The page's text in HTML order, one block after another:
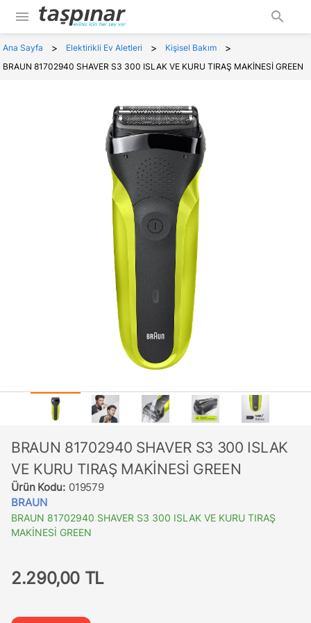
menu search
Ana Sayfa > Elektirikli Ev Aletleri > Kişisel Bakım >
BRAUN 81702940 SHAVER S3 300 ISLAK VE KURU TIRAŞ MAKİNESİ GREEN
BRAUN 81702940 SHAVER S3 300 ISLAK
VE KURU TIRAŞ MAKİNESİ GREEN
Ürün Kodu: 019579
BRAUN
BRAUN 81702940 SHAVER S3 300 ISLAK VE KURU TIRAŞ
MAKİNESİ GREEN
2.290,00 TL